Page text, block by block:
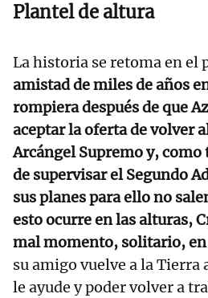
Plantel de altura
La historia se retoma en el
amistad de miles de años
rompiera después de que
aceptar la oferta de volver
Arcángel Supremo y, como
de supervisar el Segundo
sus planes para ello no
esto ocurre en las alturas,
mal momento, solitario, en
su amigo vuelve a la Tierra
le ayude y poder volver a